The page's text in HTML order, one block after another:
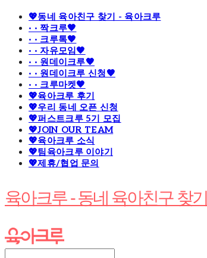
💖동네 육아친구 찾기 - 육아크루
· · 짝크루🧡
· · 크루톡🧡
· · 자유모임🧡
· · 원데이크루🧡
· · 원데이크루 신청🧡
· · 크루마켓🧡
💖육아크루 후기
💖우리 동네 오픈 신청
💖퍼스트크루 5기 모집
💖JOIN OUR TEAM
💖육아크루 소식
💖팀육아크루 이야기
💖제휴/협업 문의
육아크루 - 동네 육아친구 찾기